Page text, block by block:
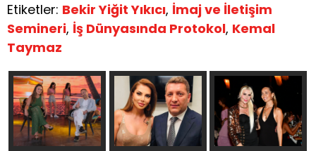
Etiketler: Bekir Yiğit Yıkıcı, İmaj ve İletişim
Semineri, İş Dünyasında Protokol, Kemal
Taymaz